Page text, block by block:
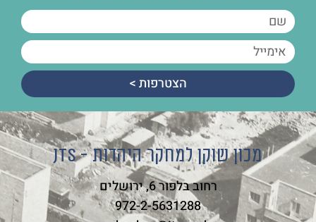
הצטרפות >
מכון שוקן למחקר היהדות - JTS
רחוב בלפור 6, ירושלים
972-2-5631288